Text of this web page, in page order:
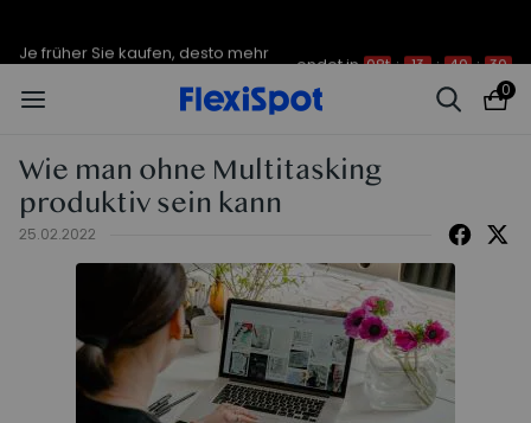
sparen Sie | C7 Morpher – 290 €
Rabatt
0
Wie man ohne Multitasking
produktiv sein kann
25.02.2022